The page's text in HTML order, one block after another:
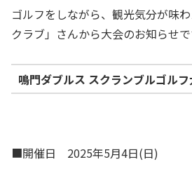
ゴルフをしながら、観光気分が味
クラブ」さんから大会のお知らせ
鳴門ダブルス スクランブルゴル
■開催日 2025年5月4日(日)